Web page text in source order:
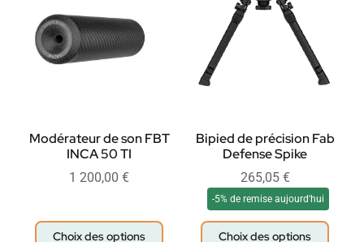
Modérateur de son FBT
INCA 50 TI
1 200,00 €
Choix des options
Bipied de précision Fab
Defense Spike
265,05 €
-5% de remise aujourd'hui
Choix des options